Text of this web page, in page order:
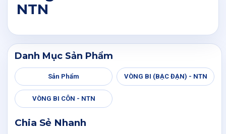
NTN
Danh Mục Sản Phẩm
Sản Phẩm VÒNG BI (BẠC ĐẠN) - NTN
VÒNG BI CÔN - NTN
Chia Sẻ Nhanh